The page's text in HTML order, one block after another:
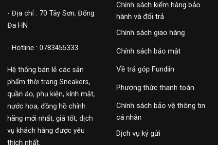
- Địa chỉ : 70 Tây Sơn, Đống
Đa HN
- Hotline : 0783455333
Hệ thống bán lẻ các sản
phẩm thời trang Sneakers,
quần áo, phụ kiện, kính mắt,
nước hoa, đồng hồ chính
hãng mới nhất, giá tốt, dịch
vụ khách hàng được yêu
thích nhất.
Chính sách kiểm hàng bảo
hành và đổi trả
Chính sách giao hàng
Chính sách bảo mật
Về trả góp Fundiin
Phương thức thanh toán
Chính sách bảo vệ thông tin
cá nhân
Dịch vụ ký gửi